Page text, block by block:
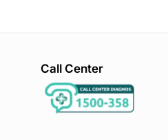
Call Center